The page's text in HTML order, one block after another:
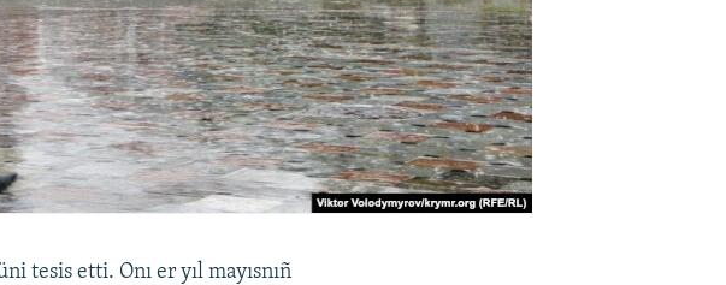
tesis etti. Onı er yıl mayısnıñ